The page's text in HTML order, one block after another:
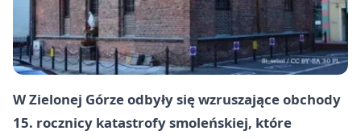
W Zielonej Górze odbyły się wzruszające obchody
15. rocznicy katastrofy smoleńskiej, które